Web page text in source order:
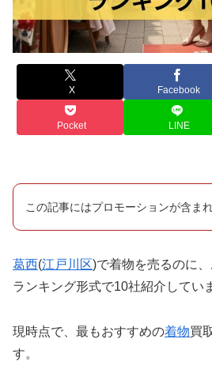
X Facebook
Pocket LINE
この記事にはプロモーションが含まれ
葛西(江戸川区)で着物を売るのに
ランキング形式で10社紹介してい
現時点で、最もおすすめの着物買
す。